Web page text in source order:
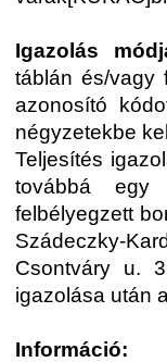
Igazolás
táblán és/vagy
azonosító
négyzetekbe
Teljesítés
továbbá egy
felbélyegzett
Szádeczky-
Csontváry u.
igazolása után
Információ: